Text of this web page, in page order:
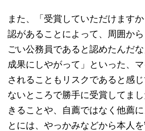
また、「受賞していただけます
認があることによって、周囲か
ごい公務員であると認めたんだ
成果にしやがって」といった、
されることもリスクであると感
ないところで勝手に受賞してま
きることや、自薦ではなく他薦
とには、やっかみなどから本人を